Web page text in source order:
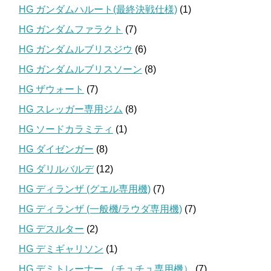
HG ガンダムハルート(最終決戦仕様) (1)
HG ガンダムファラクト (7)
HG ガンダムルブリスジウ (6)
HG ガンダムルブリスソーン (8)
HG ザウォート (7)
HG スレッガー専用ジム (8)
HG ソードカラミティ (1)
HG ダイゼンガー (8)
HG ダリルバルデ(12)
HG ディランザ (グエル専用機) (7)
HG ディランザ (一般機/ラウダ専用機) (7)
HG デスルター (2)
HG デミギャリソン (1)
HG デミトレーナー （チュチュ専用機）
(7)